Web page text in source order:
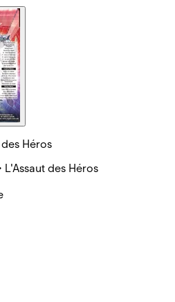
Héros
L'Assaut des Héros